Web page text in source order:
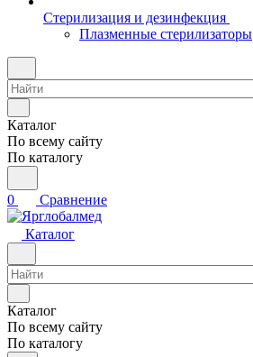
Стерилизация и дезинфекция
Плазменные стерилизаторы
Каталог
По всему сайту
По каталогу
0 Сравнение
Каталог
Каталог
По всему сайту
По каталогу